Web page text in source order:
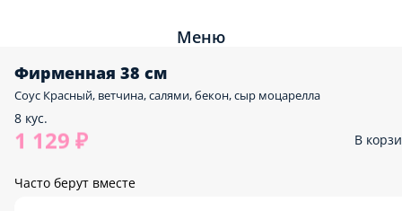
Меню
Фирменная 38 см
Соус Красный, ветчина, салями, бекон, сыр моцарелла
8 кус.
1 129 ₽ В
Часто берут вместе